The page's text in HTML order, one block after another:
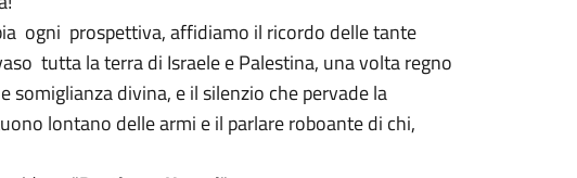
ogni prospettiva, affidiamo il ricordo delle tante
tutta la terra di Israele e Palestina, una volta regno
divina, e il silenzio che pervade la
lontano delle armi e il parlare roboante di chi,